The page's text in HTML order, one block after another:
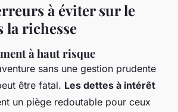
à éviter sur le
la richesse
à haut risque
sans une gestion prudente
être fatal. Les dettes à intérêt
un piège redoutable pour ceux